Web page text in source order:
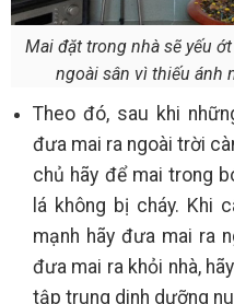
Mai đặt trong nhà sẽ yếu
ngoài sân vì thiếu ánh
Theo đó, sau khi
đưa mai ra ngoài trời
chủ hãy để mai trong
lá không bị cháy. Khi
mạnh hãy đưa mai ra
đưa mai ra khỏi nhà,
tập trung dinh dưỡng